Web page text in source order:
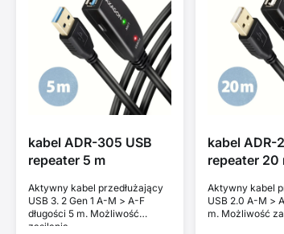
kabel ADR-305 USB
repeater 5 m
Aktywny kabel przedłużający
USB 3. 2 Gen 1 A-M > A-F
długości 5 m. Możliwość
zasilania.
kabel ADR-
repeater 20
Aktywny kabel
USB 2.0 A-M >
m. Możliwość